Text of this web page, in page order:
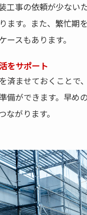
工事の依頼が少ない
ます。また、繁忙期
ースもあります。
をサポート
済ませておくことで
備ができます。早め
ながります。